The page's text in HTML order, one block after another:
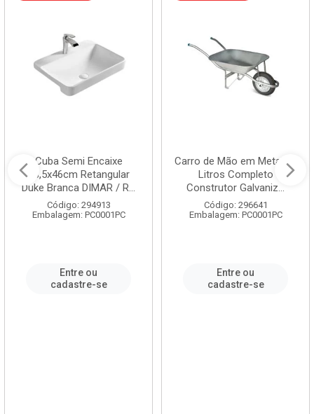
Cuba Semi Encaixe
58,5x46cm Retangular
Duke Branca DIMAR / R...
Código: 294913
Embalagem: PC0001PC
Entre ou
cadastre-se
Carro de Mão em Metal 60
Litros Completo
Construtor Galvaniz...
Código: 296641
Embalagem: PC0001PC
Entre ou
cadastre-se